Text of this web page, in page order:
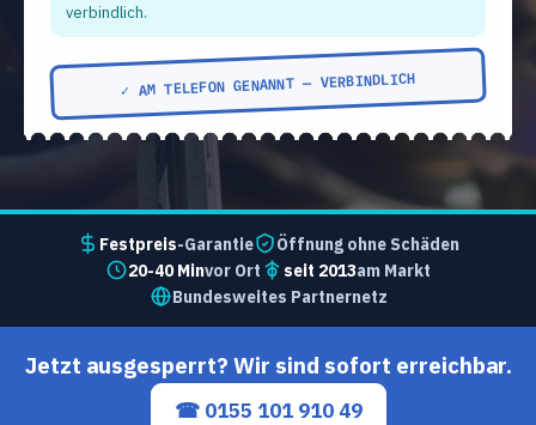
verbindlich.
✓ AM TELEFON GENANNT — VERBINDLICH
Festpreis-Garantie
Öffnung ohne Schäden
20-40 Minvor Ort seit 2013am Markt
Bundesweites Partnernetz
Jetzt ausgesperrt? Wir sind sofort erreichbar.
☎ 0155 101 910 49